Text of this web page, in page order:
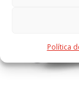
Política